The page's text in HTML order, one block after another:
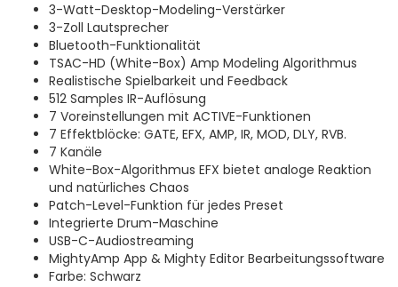
3-Watt-Desktop-Modeling-Verstärker
3-Zoll Lautsprecher
Bluetooth-Funktionalität
TSAC-HD (White-Box) Amp Modeling Algorithmus
Realistische Spielbarkeit und Feedback
512 Samples IR-Auflösung
7 Voreinstellungen mit ACTIVE-Funktionen
7 Effektblöcke: GATE, EFX, AMP, IR, MOD, DLY, RVB.
7 Kanäle
White-Box-Algorithmus EFX bietet analoge Reaktion
und natürliches Chaos
Patch-Level-Funktion für jedes Preset
Integrierte Drum-Maschine
USB-C-Audiostreaming
MightyAmp App & Mighty Editor Bearbeitungssoftware
Farbe: Schwarz